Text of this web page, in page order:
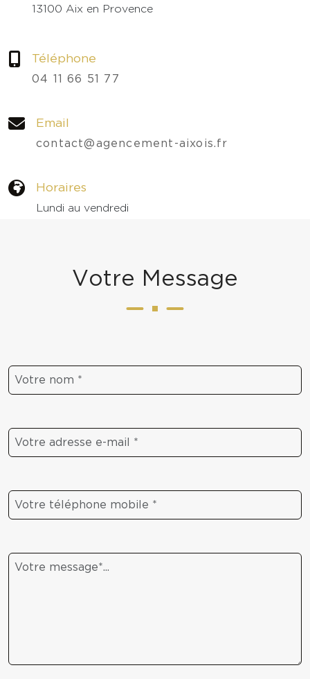
13100 Aix en Provence
Téléphone
04 11 66 51 77
Email
contact@agencement-aixois.fr
Horaires
Lundi au vendredi
Votre Message